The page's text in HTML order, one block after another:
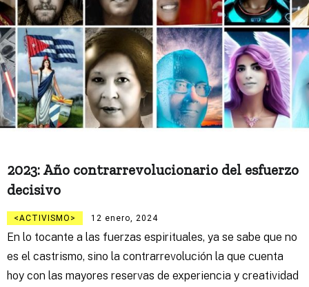
2023: Año contrarrevolucionario del esfuerzo
decisivo
ACTIVISMO 12 enero, 2024
En lo tocante a las fuerzas espirituales, ya se sabe que no
es el castrismo, sino la contrarrevolución la que cuenta
hoy con las mayores reservas de experiencia y creatividad